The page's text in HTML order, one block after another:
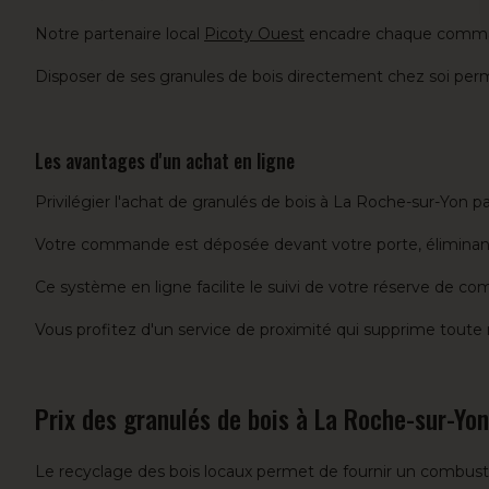
Notre partenaire local Picoty Ouest encadre chaque
Disposer de ses granules de bois directement chez soi
Les avantages d'un achat en ligne
Privilégier l'achat de granulés de bois à La Roche-sur-Yon
Votre commande est déposée devant votre porte,
Ce système en ligne facilite le suivi de votre réserve de
Vous profitez d'un service de proximité qui supprime
Prix des granulés de bois à La Roche-sur-Yon
Le recyclage des bois locaux permet de fournir un